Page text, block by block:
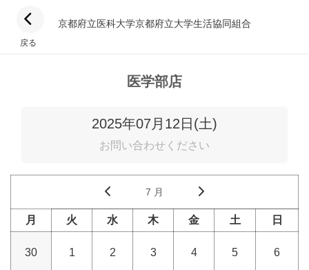
戻る
京都府立医科大学京都府立大学生活協同組合
医学部店
2025年07月12日(土)
お問い合わせください
7 月
月 火 水 木 金 土 日
30 1 2 3 4 5 6